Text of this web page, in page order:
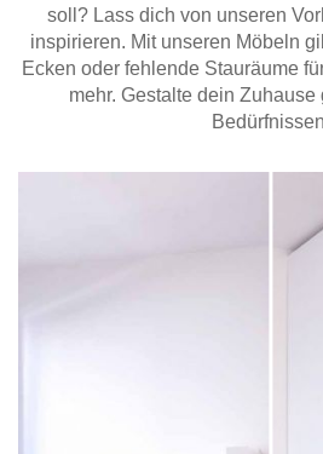
soll? Lass dich von unseren
inspirieren. Mit unseren Möbeln
Ecken oder fehlende Stauräume
mehr. Gestalte dein